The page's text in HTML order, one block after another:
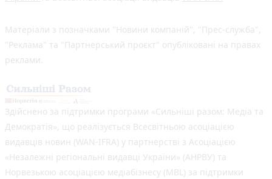
Матеріали з позначками "Новини компаній", "Прес-служба",
"Реклама" та "Партнерський проєкт" опубліковані на правах
реклами.
Здійснено за підтримки програми «Сильніші разом: Медіа та
Демократія», що реалізується Всесвітньою асоціацією
видавців новин (WAN-IFRA) у партнерстві з Асоціацією
«Незалежні регіональні видавці України» (АНРВУ) та
Норвезькою асоціацією медіабізнесу (MBL) за підтримки